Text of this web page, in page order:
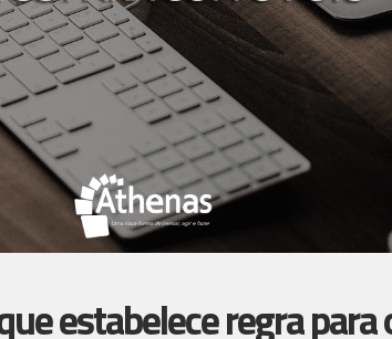
estabelece regra para